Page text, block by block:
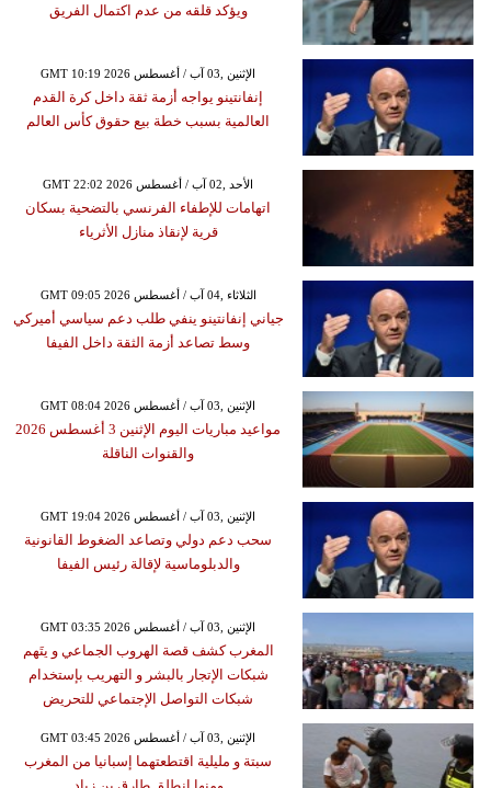
ويؤكد قلقه من عدم اكتمال الفريق
GMT 10:19 2026 الإثنين ,03 آب / أغسطس
إنفانتينو يواجه أزمة ثقة داخل كرة القدم
العالمية بسبب خطة بيع حقوق كأس العالم
GMT 22:02 2026 الأحد ,02 آب / أغسطس
اتهامات للإطفاء الفرنسي بالتضحية بسكان
قرية لإنقاذ منازل الأثرياء
GMT 09:05 2026 الثلاثاء ,04 آب / أغسطس
جياني إنفانتينو ينفي طلب دعم سياسي أميركي
وسط تصاعد أزمة الثقة داخل الفيفا
GMT 08:04 2026 الإثنين ,03 آب / أغسطس
مواعيد مباريات اليوم الإثنين 3 أغسطس 2026
والقنوات الناقلة
GMT 19:04 2026 الإثنين ,03 آب / أغسطس
سحب دعم دولي وتصاعد الضغوط القانونية
والدبلوماسية لإقالة رئيس الفيفا
GMT 03:35 2026 الإثنين ,03 آب / أغسطس
المغرب كشف قصة الهروب الجماعي و يتَهم
شبكات الإتجار بالبشر و التهريب بإستخدام
شبكات التواصل الإجتماعي للتحريض
GMT 03:45 2026 الإثنين ,03 آب / أغسطس
سبتة و مليلية اقتطعتهما إسبانيا من المغرب